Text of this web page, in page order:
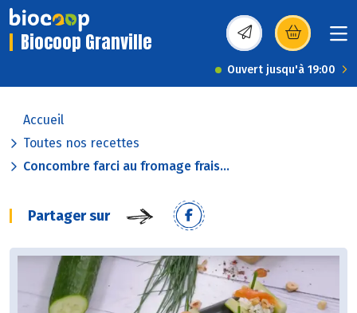
Biocoop Granville (s’ouvre dans une
Ouvert jusqu'à 19:00
Accueil
Toutes nos recettes
Concombre farci au fromage frais...
Partager sur